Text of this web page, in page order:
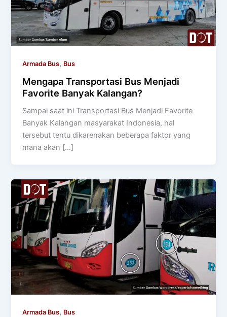
Armada Bus, Bus
Mengapa Transportasi Bus Menjadi
Favorite Banyak Kalangan?
Sampai saat ini Transportasi Bus Menjadi Favorite
Banyak Kalangan masyarakat Indonesia, hal
tersebut tentu dikarenakan beberapa faktor yang
mana akan […]
Armada Bus, Bus